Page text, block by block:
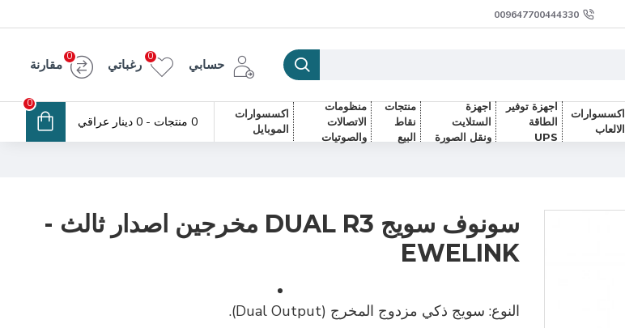
009647700444330
حسابي رغباتي
0
مقارنة
0
اكسسوارات
الالعاب
اجهزة توفير
الطاقة
UPS
اجهزة
الستلايت
ونقل الصورة
منتجات
نقاط
البيع
منظومات
الاتصالات
والصوتيات
اكسسوارات
الموبايل
0 منتجات - 0 دينار عراقي
0
سونوف سويج DUAL R3 مخرجين اصدار ثالث -
EWELINK
النوع: سويج ذكي مزدوج المخرج (Dual Output) .